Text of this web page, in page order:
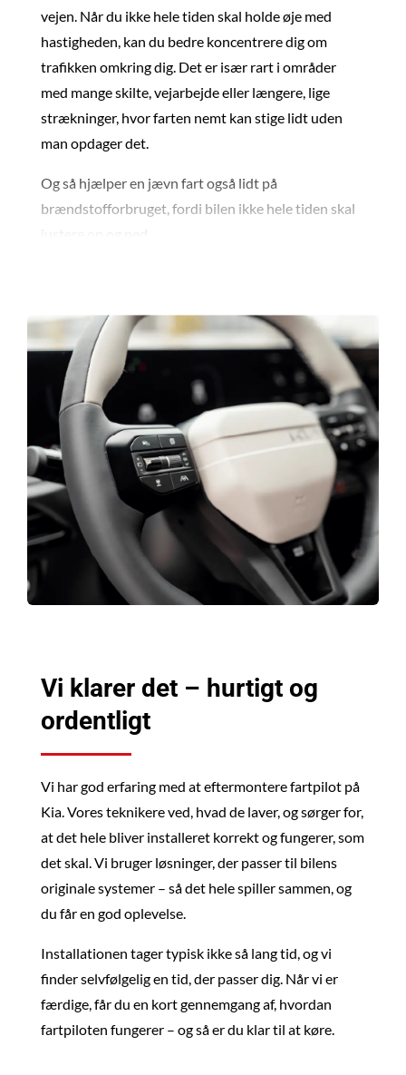
vejen. Når du ikke hele tiden skal holde øje med
hastigheden, kan du bedre koncentrere dig om
trafikken omkring dig. Det er især rart i områder
med mange skilte, vejarbejde eller længere, lige
strækninger, hvor farten nemt kan stige lidt uden
man opdager det.
Og så hjælper en jævn fart også lidt på
brændstofforbruget, fordi bilen ikke hele tiden skal
Vi klarer det – hurtigt og
ordentligt
Vi har god erfaring med at eftermontere fartpilot på
Kia. Vores teknikere ved, hvad de laver, og sørger for,
at det hele bliver installeret korrekt og fungerer, som
det skal. Vi bruger løsninger, der passer til bilens
originale systemer – så det hele spiller sammen, og
du får en god oplevelse.
Installationen tager typisk ikke så lang tid, og vi
finder selvfølgelig en tid, der passer dig. Når vi er
færdige, får du en kort gennemgang af, hvordan
fartpiloten fungerer – og så er du klar til at køre.